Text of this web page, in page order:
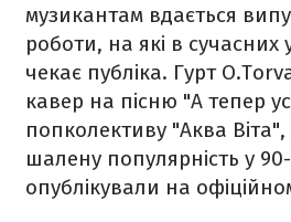
музикантам вдається
роботи, на які в сучасних
чекає публіка. Гурт
кавер на пісню "А тепер
попколективу "Аква
шалену популярність у
опублікували на